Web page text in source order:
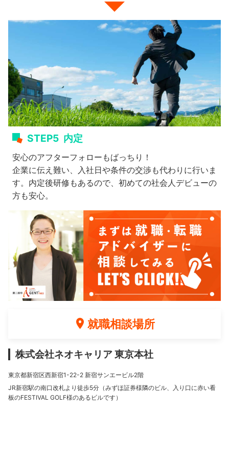
STEP5 内定
安心のアフターフォローもばっちり！
企業に伝え難い、入社日や条件の交渉も代わりに行いま
す。内定後研修もあるので、初めての社会人デビューの
方も安心。
就職相談場所
株式会社ネオキャリア 東京本社
東京都新宿区西新宿1-22-2 新宿サンエービル2階
JR新宿駅の南口改札より徒歩5分（みずほ証券様隣のビル、入り口に赤い看
板のFESTIVAL GOLF様のあるビルです）